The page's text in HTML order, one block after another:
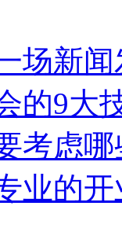
场新
的9大
考虑
业的